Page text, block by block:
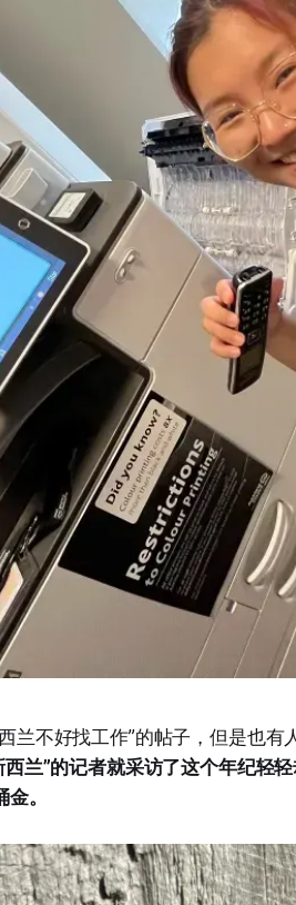
兰不好找工作”的帖子，但是也有
西兰”的记者就采访了这个年纪轻
。